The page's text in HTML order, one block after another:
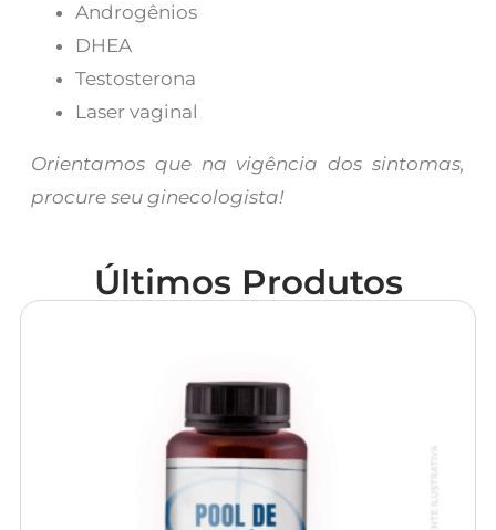
Androgênios
DHEA
Testosterona
Laser vaginal
Orientamos que na vigência dos sintomas,
procure seu ginecologista!
Últimos Produtos